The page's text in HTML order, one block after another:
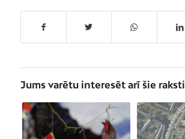
Jums varētu interesēt arī šie raksti